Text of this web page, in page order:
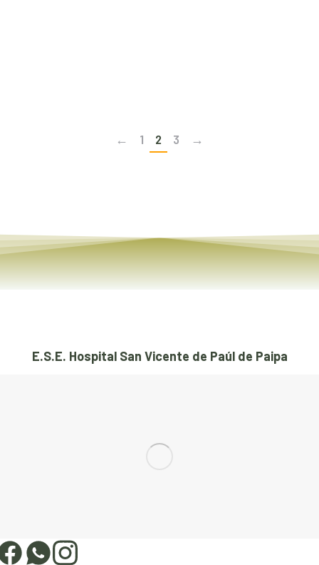
← 1 2 3 →
E.S.E. Hospital San Vicente de Paúl de Paipa